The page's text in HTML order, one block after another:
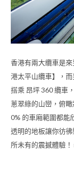
香港有兩大纜車是
港太平山纜車】，
搭乘 昂坪 360 纜車
蔥翠綠的山巒，俯
0% 的車廂範圍都能
透明的地板讓你彷
所未有的震撼體驗